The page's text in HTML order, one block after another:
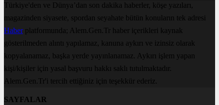
Türkiye'den ve Dünya’dan son dakika haberler, köşe yazıları,
magazinden siyasete, spordan seyahate bütün konuların tek adresi
Haberplatformunda; Alem.Gen.Tr haber içerikleri kaynak
gösterilmeden alıntı yapılamaz, kanuna aykırı ve izinsiz olarak
kopyalanamaz, başka yerde yayınlanamaz. Aykırı işlem yapan
kişi/kişiler için yasal başvuru hakkı saklı tutulmaktadır.
Alem.Gen.Tr'i tercih ettiğiniz için teşekkür ederiz.
SAYFALAR